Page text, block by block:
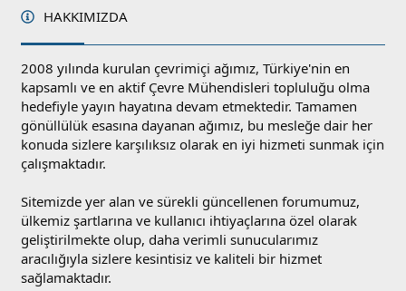
HAKKIMIZDA
2008 yılında kurulan çevrimiçi ağımız, Türkiye'nin en
kapsamlı ve en aktif Çevre Mühendisleri topluluğu olma
hedefiyle yayın hayatına devam etmektedir. Tamamen
gönüllülük esasına dayanan ağımız, bu mesleğe dair her
konuda sizlere karşılıksız olarak en iyi hizmeti sunmak için
çalışmaktadır.
Sitemizde yer alan ve sürekli güncellenen forumumuz,
ülkemiz şartlarına ve kullanıcı ihtiyaçlarına özel olarak
geliştirilmekte olup, daha verimli sunucularımız
aracılığıyla sizlere kesintisiz ve kaliteli bir hizmet
sağlamaktadır.